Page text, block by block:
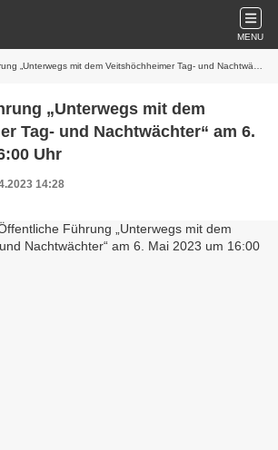
MENU
mit dem Veitshöchheimer Tag- und Nachtwächter“ am 6. Mai 2023 um 16:00 Uhr
„Unterwegs mit dem
Tag- und Nachtwächter“ am 6.
Uhr
14:28